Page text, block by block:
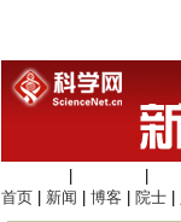
首页
新闻 博客 院士